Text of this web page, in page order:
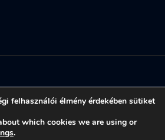
felhasználói élmény érdekében sütiket
which cookies we are using or
.